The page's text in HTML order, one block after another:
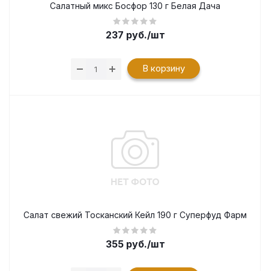
Салатный микс Босфор 130 г Белая Дача
237 руб./шт
В корзину
Салат свежий Тосканский Кейл 190 г Суперфуд Фарм
355руб./шт